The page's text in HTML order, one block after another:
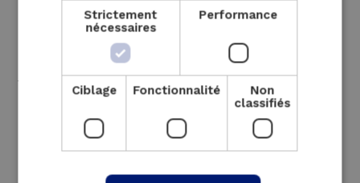
En outre, la simultanéité doit également être
prise en compte. Lorsque les flux d’énergie
ne sont pas synchrones, le stockage
thermique peut offrir une solution.
Strictement
nécessaires
Performance
Ciblage Fonctionnalité
Non
classifiés